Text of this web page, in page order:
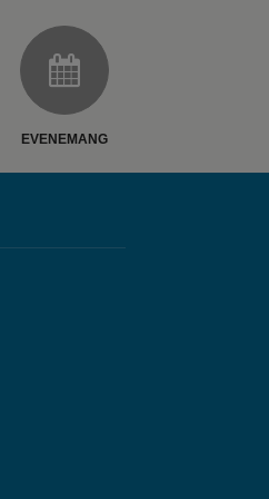
EVENEMANG
öppnas i nytt fönster.
öppnas i nytt fönster.